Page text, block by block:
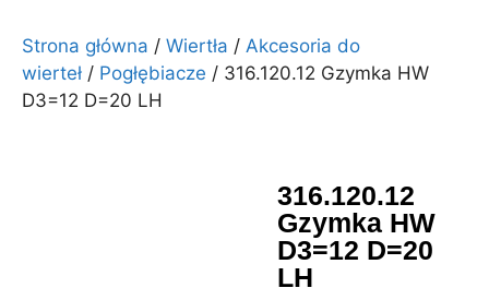
Strona główna / Wiertła / Akcesoria do
wierteł / Pogłębiacze / 316.120.12 Gzymka HW
D3=12 D=20 LH
316.120.12
Gzymka HW
D3=12 D=20
LH